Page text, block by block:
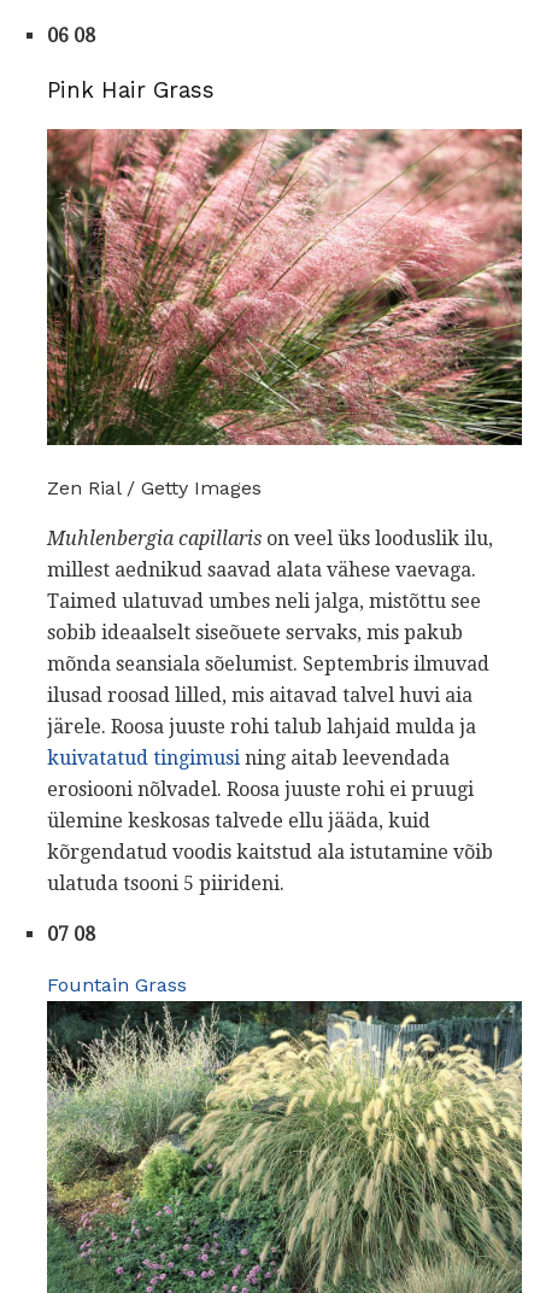
06 08
Pink Hair Grass
Zen Rial / Getty Images
Muhlenbergia capillaris on veel üks looduslik ilu,
millest aednikud saavad alata vähese vaevaga.
Taimed ulatuvad umbes neli jalga, mistõttu see
sobib ideaalselt siseõuete servaks, mis pakub
mõnda seansiala sõelumist. Septembris ilmuvad
ilusad roosad lilled, mis aitavad talvel huvi aia
järele. Roosa juuste rohi talub lahjaid mulda ja
kuivatatud tingimusi ning aitab leevendada
erosiooni nõlvadel. Roosa juuste rohi ei pruugi
ülemine keskosas talvede ellu jääda, kuid
kõrgendatud voodis kaitstud ala istutamine võib
ulatuda tsooni 5 piirideni.
07 08
Fountain Grass